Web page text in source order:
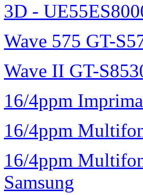
3D -
Wave 575 GT-
Wave II GT-
16/4ppm
16/4ppm
16/4ppm
Samsung